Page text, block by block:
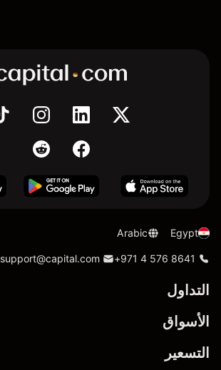
Egypt
Arabic
+971 4 576 8641
support@capital.com
التداول
الأسواق
التسعير